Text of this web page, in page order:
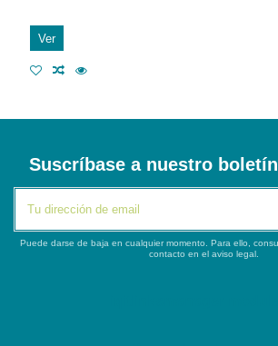
Ver
Suscríbase a nuestro
Puede darse de baja en cualquier momento. Para ello,
contacto en el aviso legal.